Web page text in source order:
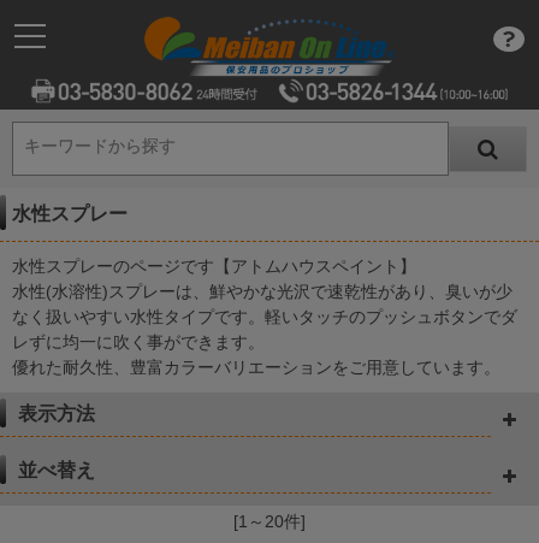
キーワードから探す
キーワードから探す
水性スプレー
水性スプレーのページです【アトムハウスペイント】
水性(水溶性)スプレーは、鮮やかな光沢で速乾性があり、臭いが少
なく扱いやすい水性タイプです。軽いタッチのプッシュボタンでダ
レずに均一に吹く事ができます。
優れた耐久性、豊富カラーバリエーションをご用意しています。
表示方法
並べ替え
[1～20件]